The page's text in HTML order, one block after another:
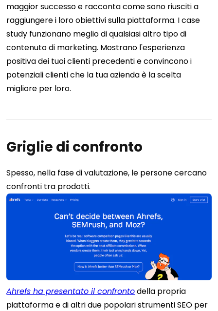
maggior successo e racconta come sono riusciti a
raggiungere i loro obiettivi sulla piattaforma. I case
study funzionano meglio di qualsiasi altro tipo di
contenuto di marketing. Mostrano l'esperienza
positiva dei tuoi clienti precedenti e convincono i
potenziali clienti che la tua azienda è la scelta
migliore per loro.
Griglie di confronto
Spesso, nella fase di valutazione, le persone cercano
confronti tra prodotti.
Ahrefs ha presentato il confrontodella propria
piattaforma e di altri due popolari strumenti SEO per